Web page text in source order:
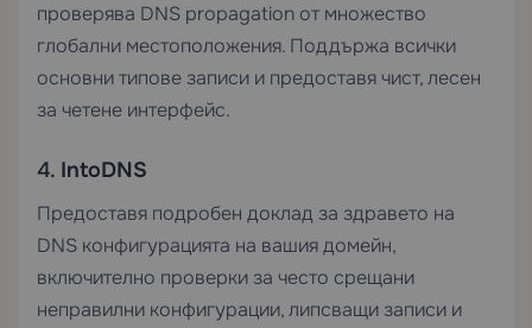
проверява DNS propagation от множество
глобални местоположения. Поддържа всички
основни типове записи и предоставя чист, лесен
за четене интерфейс.
4. IntoDNS
Предоставя подробен доклад за здравето на
DNS конфигурацията на вашия домейн,
включително проверки за често срещани
неправилни конфигурации, липсващи записи и